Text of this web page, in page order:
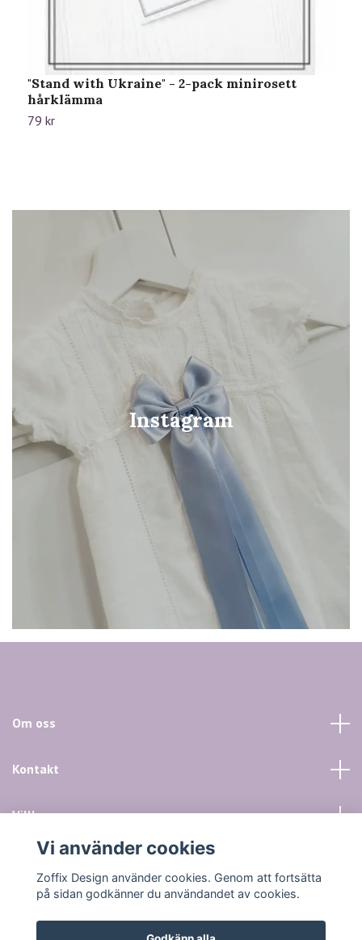
Instagram
"Stand with Ukraine" - 2-pack minirosett
hårklämma
79 kr
Om oss
Kontakt
Villkor mm
Vi använder cookies
Zoffix Design använder cookies. Genom att fortsätta
på sidan godkänner du användandet av cookies.